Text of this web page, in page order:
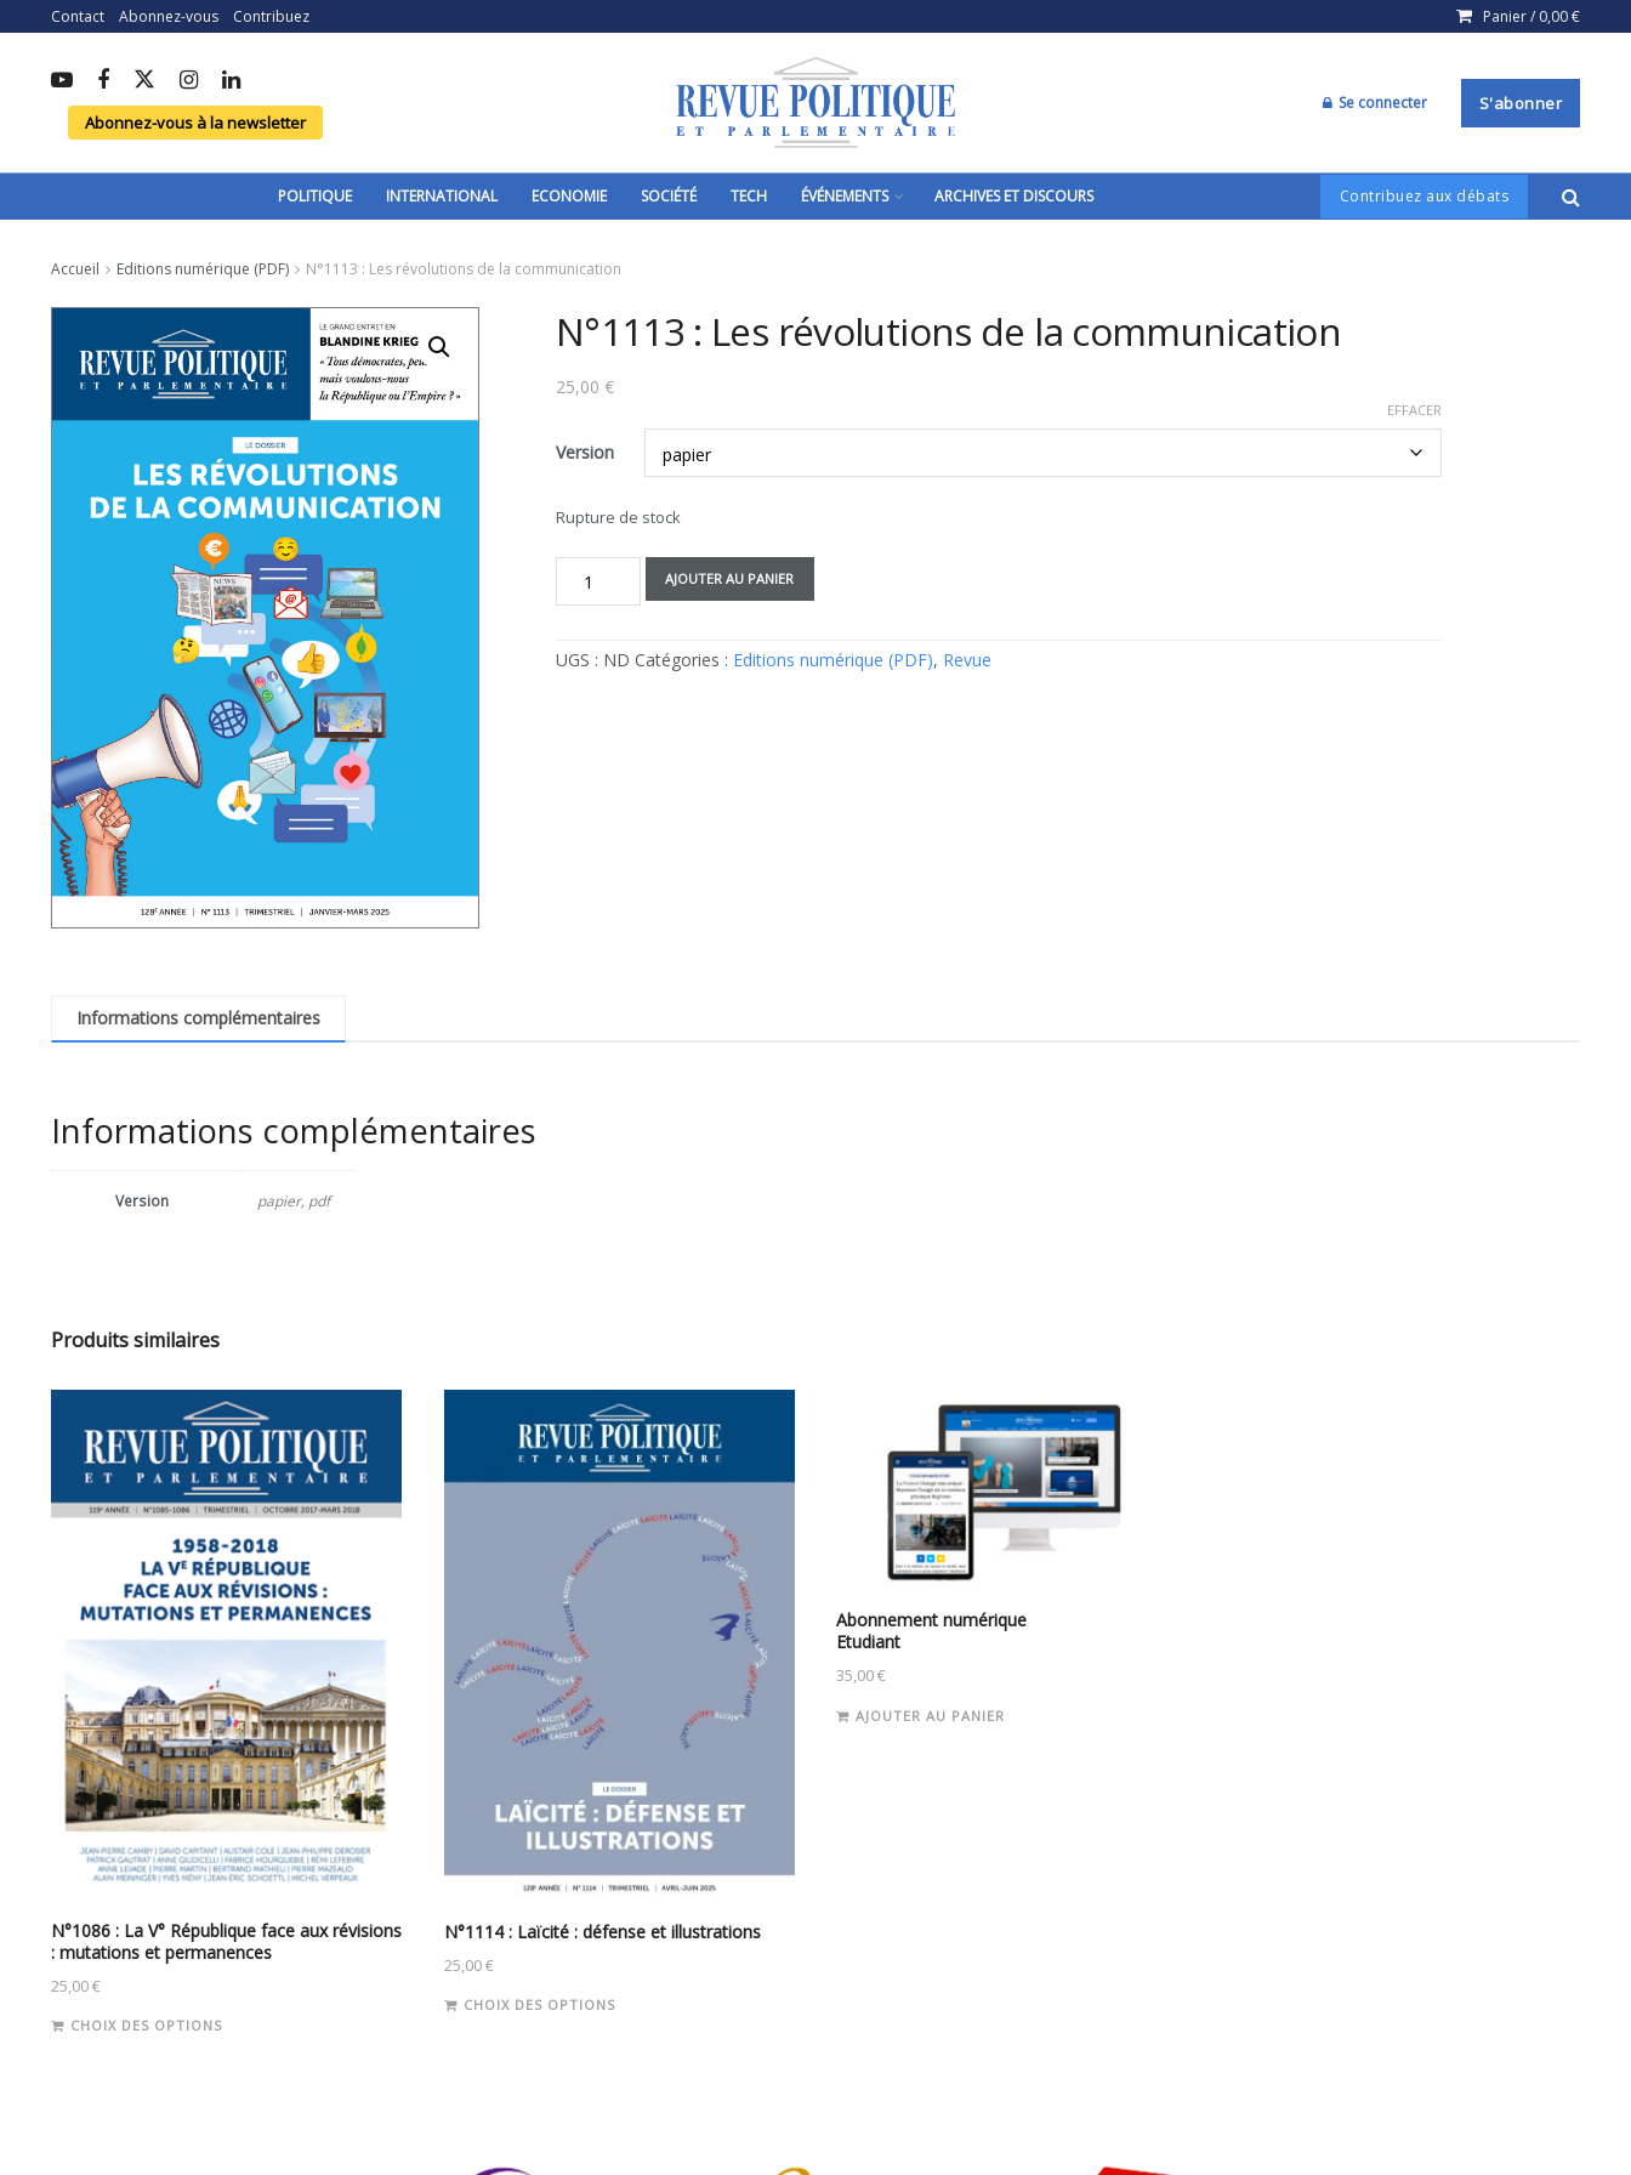
Contact Abonnez-vous Contribuez Panier / 0,00€
Abonnez-vous à la newsletter
Se connecter S'abonner
POLITIQUE INTERNATIONAL ECONOMIE SOCIÉTÉ TECH ÉVÉNEMENTS ARCHIVES ET DISCOURS Contribuez aux débats
Accueil Editions numérique (PDF) N°1113 : Les révolutions de la communication
N°1113 : Les révolutions de la communication
25,00 €
Version
EFFACER
Rupture de stock
:
AJOUTER AU PANIER
UGS : ND Catégories : Editions numérique (PDF), Revue
Informations complémentaires
Informations complémentaires
Version papier, pdf
Produits similaires
N°1086 : La V° République face aux révisions
: mutations et permanences
25,00€
CHOIX DES OPTIONS
N°1114 : Laïcité : défense et illustrations
25,00€
CHOIX DES OPTIONSCe
Abonnement numérique
Etudiant
35,00€
AJOUTER AU PANIER